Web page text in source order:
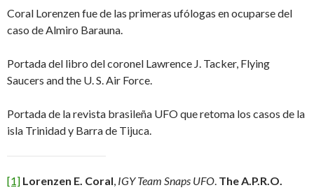
Coral Lorenzen fue de las primeras ufólogas en ocuparse del
caso de Almiro Barauna.
Portada del libro del coronel Lawrence J. Tacker, Flying
Saucers and the U. S. Air Force.
Portada de la revista brasileña UFO que retoma los casos de la
isla Trinidad y Barra de Tijuca.
[1] Lorenzen E. Coral, IGY Team Snaps UFO. The A.P.R.O.